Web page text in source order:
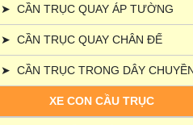
➤ CẦN TRỤC QUAY ÁP TƯỜNG
➤ CẦN TRỤC QUAY CHÂN ĐẾ
➤ CẦN TRỤC TRONG DÂY
XE CON CẦU TRỤC